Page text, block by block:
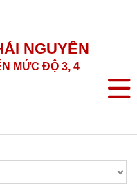
NGUYÊN
MỨC ĐỘ 3, 4